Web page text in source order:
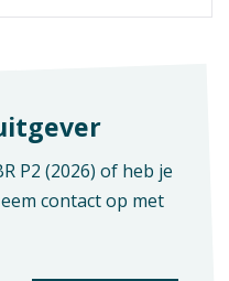
P2 (2026) of heb je
contact op met